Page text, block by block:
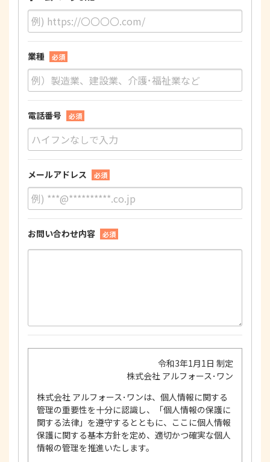
業種 必須
電話番号 必須
メールアドレス 必須
お問い合わせ内容 必須
令和3年1月1日 制定
株式会社 アルフォース･ワン
株式会社 アルフォース･ワンは、個人情報に関する
管理の重要性を十分に認識し、「個人情報の保護に
関する法律」を遵守するとともに、ここに個人情報
保護に関する基本方針を定め、適切かつ確実な個人
情報の管理を推進いたします。